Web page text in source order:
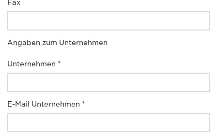
Fax
Angaben zum Unternehmen
Unternehmen *
E-Mail Unternehmen *